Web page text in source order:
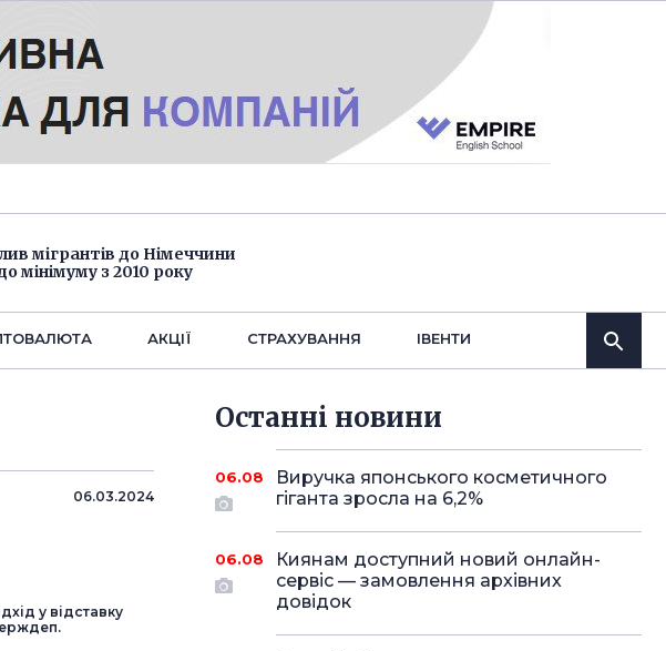
мігрантів до Німеччини
мінімуму з 2010 року
АКЦІЇ СТРАХУВАННЯ IВЕНТИ
06.03.2024
у відставку
Останнi новини
06.08
Виручка японського косметичного
гіганта зросла на 6,2%
06.08
Киянам доступний новий онлайн-
сервіс — замовлення архівних
довідок